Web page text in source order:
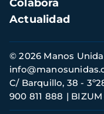
Colabora
Actualidad
Información
de
contacto
© 2026 Manos
C/ Barquillo, 38 -
900 811 888